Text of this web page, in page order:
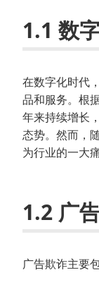
1.1 数
在数字化时代
品和服务。根
年来持续增长
态势。然而，
为行业的一大痛
1.2 广
广告欺诈主要